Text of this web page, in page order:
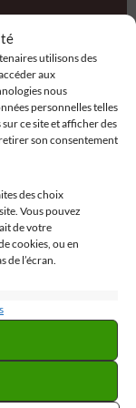
utilisons des
aux
nous
personnelles telles
ce site et afficher des
son consentement
des choix
Vous pouvez
de votre
cookies, ou en
l’écran.
Mesurer la
pour vous
pourrez vous
sur le lien de
nos mails.